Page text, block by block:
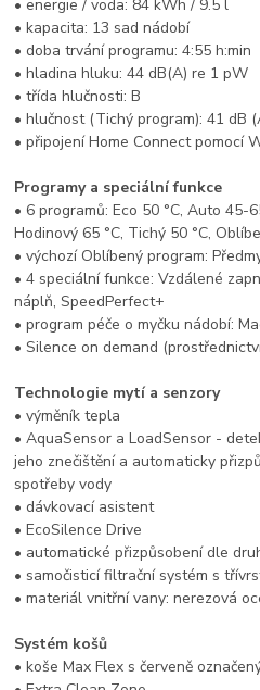
• energie / voda: 84 kWh / 9.5 l
• kapacita: 13 sad nádobí
• doba trvání programu: 4:55 h:min
• hladina hluku: 44 dB(A) re 1 pW
• třída hlučnosti: B
• hlučnost (Tichý program): 41 dB
• připojení Home Connect pomocí
Programy a speciální funkce
• 6 programů: Eco 50 °C, Auto 45-
Hodinový 65 °C, Tichý 50 °C,
• výchozí Oblíbený program:
• 4 speciální funkce: Vzdálené
náplň, SpeedPerfect+
• program péče o myčku nádobí:
• Silence on demand
Technologie mytí a senzory
• výměník tepla
• AquaSensor a LoadSensor -
jeho znečištění a automaticky
spotřeby vody
• dávkovací asistent
• EcoSilence Drive
• automatické přizpůsobení dle
• samočisticí filtrační systém s
• materiál vnitřní vany: nerezová
Systém košů
• koše Max Flex s červeně